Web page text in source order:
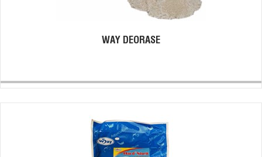
WAY DEORASE